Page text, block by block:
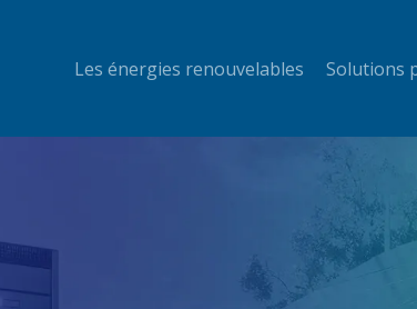
Les énergies renouvelables Solutions